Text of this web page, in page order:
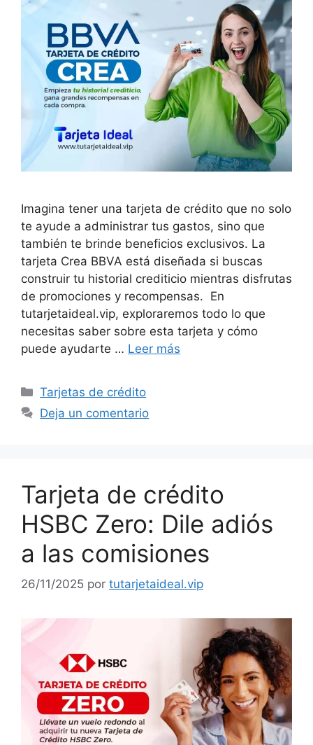
Imagina tener una tarjeta de crédito que no solo
te ayude a administrar tus gastos, sino que
también te brinde beneficios exclusivos. La
tarjeta Crea BBVA está diseñada si buscas
construir tu historial crediticio mientras disfrutas
de promociones y recompensas. En
tutarjetaideal.vip, exploraremos todo lo que
necesitas saber sobre esta tarjeta y cómo
puede ayudarte … Leer más
Categorías
Tarjetas de crédito
Deja un comentario
Tarjeta de crédito
HSBC Zero: Dile adiós
a las comisiones
26/11/2025 por tutarjetaideal.vip